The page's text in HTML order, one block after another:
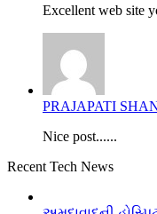
Excellent web site
PRAJAPATI
Nice post......
Recent Tech News